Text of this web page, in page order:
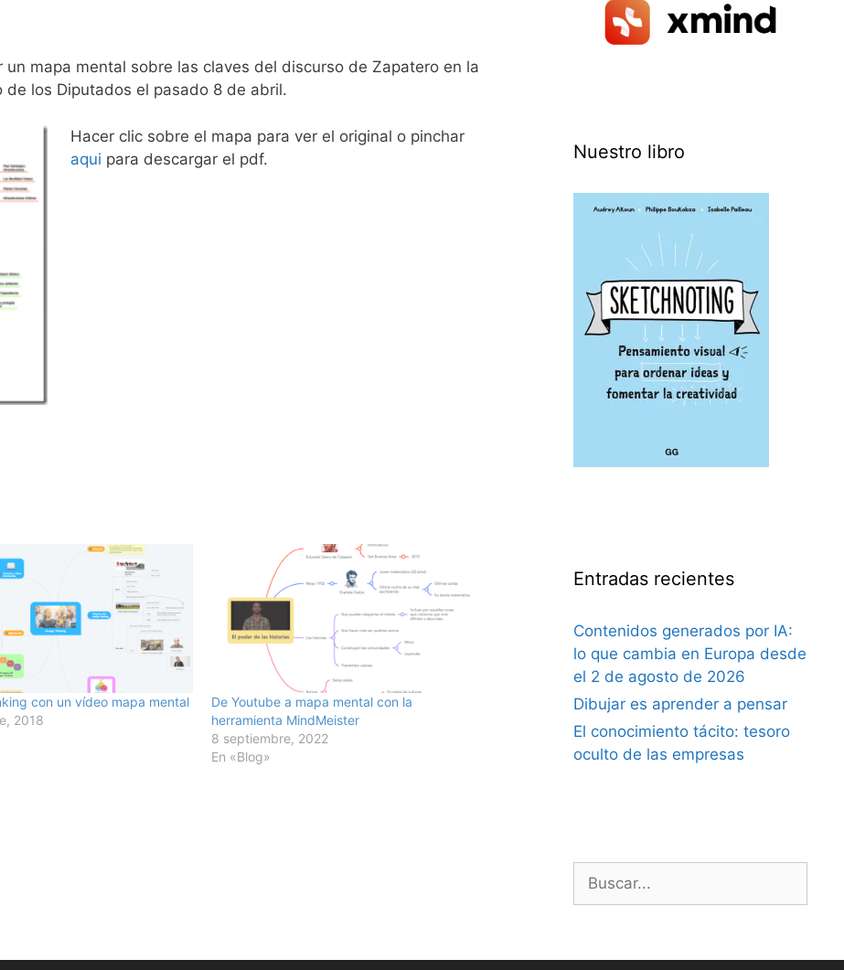
un mapa mental sobre las claves del discurso de Zapatero en la
los Diputados el pasado 8 de abril.
Hacer clic sobre el mapa para ver el original o pinchar
aqui para descargar el pdf.
con un vídeo mapa mental
2018
De Youtube a mapa mental con la
herramienta MindMeister
8 septiembre, 2022
En «Blog»
Nuestro libro
Entradas recientes
Contenidos generados por IA:
lo que cambia en Europa desde
el 2 de agosto de 2026
Dibujar es aprender a pensar
El conocimiento tácito: tesoro
oculto de las empresas